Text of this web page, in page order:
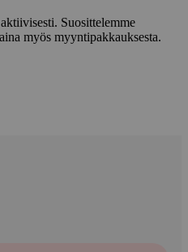
Suosittelemme
myös myyntipakkauksesta.